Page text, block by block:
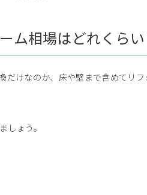
ム相場はどれくらい
だけなのか、床や壁まで含めてリ
しょう。